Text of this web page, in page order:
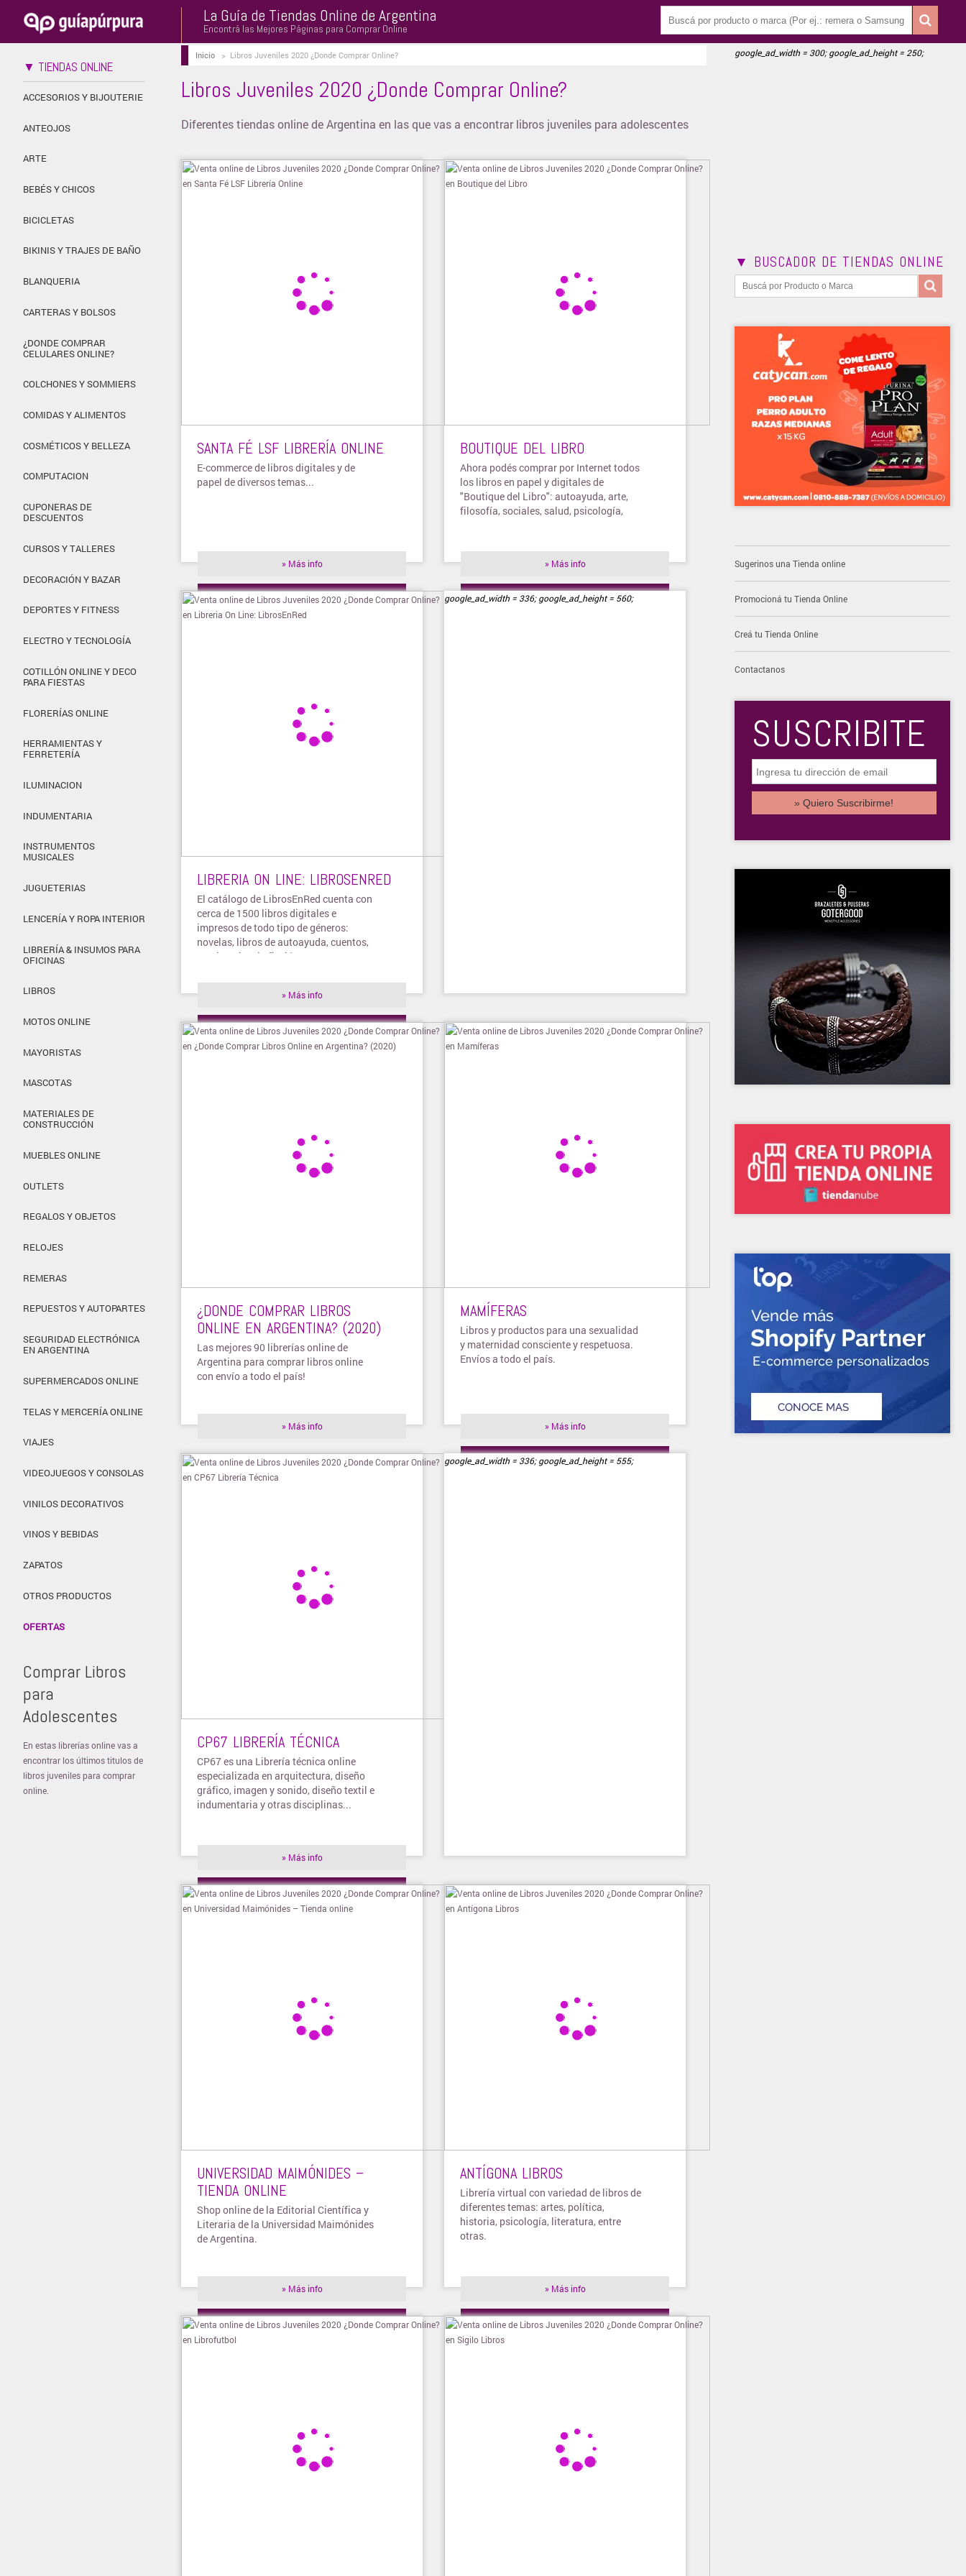
La Guía de Tiendas Online de Argentina
Encontrá las Mejores Páginas para Comprar Online
▼ TIENDAS ONLINE
ACCESORIOS Y BIJOUTERIE
ANTEOJOS
ARTE
BEBÉS Y CHICOS
BICICLETAS
BIKINIS Y TRAJES DE BAÑO
BLANQUERIA
CARTERAS Y BOLSOS
¿DONDE COMPRAR
CELULARES ONLINE?
COLCHONES Y SOMMIERS
COMIDAS Y ALIMENTOS
COSMÉTICOS Y BELLEZA
COMPUTACION
CUPONERAS DE
DESCUENTOS
CURSOS Y TALLERES
DECORACIÓN Y BAZAR
DEPORTES Y FITNESS
ELECTRO Y TECNOLOGÍA
COTILLÓN ONLINE Y DECO
PARA FIESTAS
FLORERÍAS ONLINE
HERRAMIENTAS Y
FERRETERÍA
ILUMINACION
INDUMENTARIA
INSTRUMENTOS
MUSICALES
JUGUETERIAS
LENCERÍA Y ROPA INTERIOR
LIBRERÍA & INSUMOS PARA
OFICINAS
LIBROS
MOTOS ONLINE
MAYORISTAS
MASCOTAS
MATERIALES DE
CONSTRUCCIÓN
MUEBLES ONLINE
OUTLETS
REGALOS Y OBJETOS
RELOJES
REMERAS
REPUESTOS Y AUTOPARTES
SEGURIDAD ELECTRÓNICA
EN ARGENTINA
SUPERMERCADOS ONLINE
TELAS Y MERCERÍA ONLINE
VIAJES
VIDEOJUEGOS Y CONSOLAS
VINILOS DECORATIVOS
VINOS Y BEBIDAS
ZAPATOS
OTROS PRODUCTOS
OFERTAS
Comprar Libros
para
Adolescentes
En estas librerías online vas a
encontrar los últimos titulos de
libros juveniles para comprar
online.
Inicio> Libros Juveniles 2020 ¿Donde Comprar Online?
Libros Juveniles 2020 ¿Donde Comprar Online?
Diferentes tiendas online de Argentina en las que vas a encontrar libros juveniles para adolescentes
SANTA FÉ LSF LIBRERÍA ONLINE
E-commerce de libros digitales y de
papel de diversos temas...
» Más info
» Visitar tienda
BOUTIQUE DEL LIBRO
Ahora podés comprar por Internet todos
los libros en papel y digitales de
"Boutique del Libro": autoayuda, arte,
filosofía, sociales, salud, psicología,
» Más info
» Visitar tienda
LIBRERIA ON LINE: LIBROSENRED
El catálogo de LibrosEnRed cuenta con
cerca de 1500 libros digitales e
impresos de todo tipo de géneros:
novelas, libros de autoayuda, cuentos,
comics, ciencia ficción, entre otros
» Más info
» Visitar tienda
google_ad_width = 336; google_ad_height = 560;
¿DONDE COMPRAR LIBROS
ONLINE EN ARGENTINA? (2020)
Las mejores 90 librerías online de
Argentina para comprar libros online
con envío a todo el país!
» Más info
MAMÍFERAS
Libros y productos para una sexualidad
y maternidad consciente y respetuosa.
Envíos a todo el país.
» Más info
» Visitar tienda
CP67 LIBRERÍA TÉCNICA
CP67 es una Librería técnica online
especializada en arquitectura, diseño
gráfico, imagen y sonido, diseño textil e
indumentaria y otras disciplinas...
» Más info
» Visitar tienda
google_ad_width = 336; google_ad_height = 555;
UNIVERSIDAD MAIMÓNIDES –
TIENDA ONLINE
Shop online de la Editorial Científica y
Literaria de la Universidad Maimónides
de Argentina.
» Más info
» Visitar tienda
ANTÍGONA LIBROS
Librería virtual con variedad de libros de
diferentes temas: artes, política,
historia, psicología, literatura, entre
otras.
» Más info
» Visitar tienda
google_ad_width = 300; google_ad_height = 250;
▼ BUSCADOR DE TIENDAS ONLINE
Sugerinos una Tienda online
Promocioná tu Tienda Online
Creá tu Tienda Online
Contactanos
SUSCRIBITE